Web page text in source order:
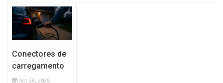
Conectores de
carregamento
de veículos
Oct 28, 2025